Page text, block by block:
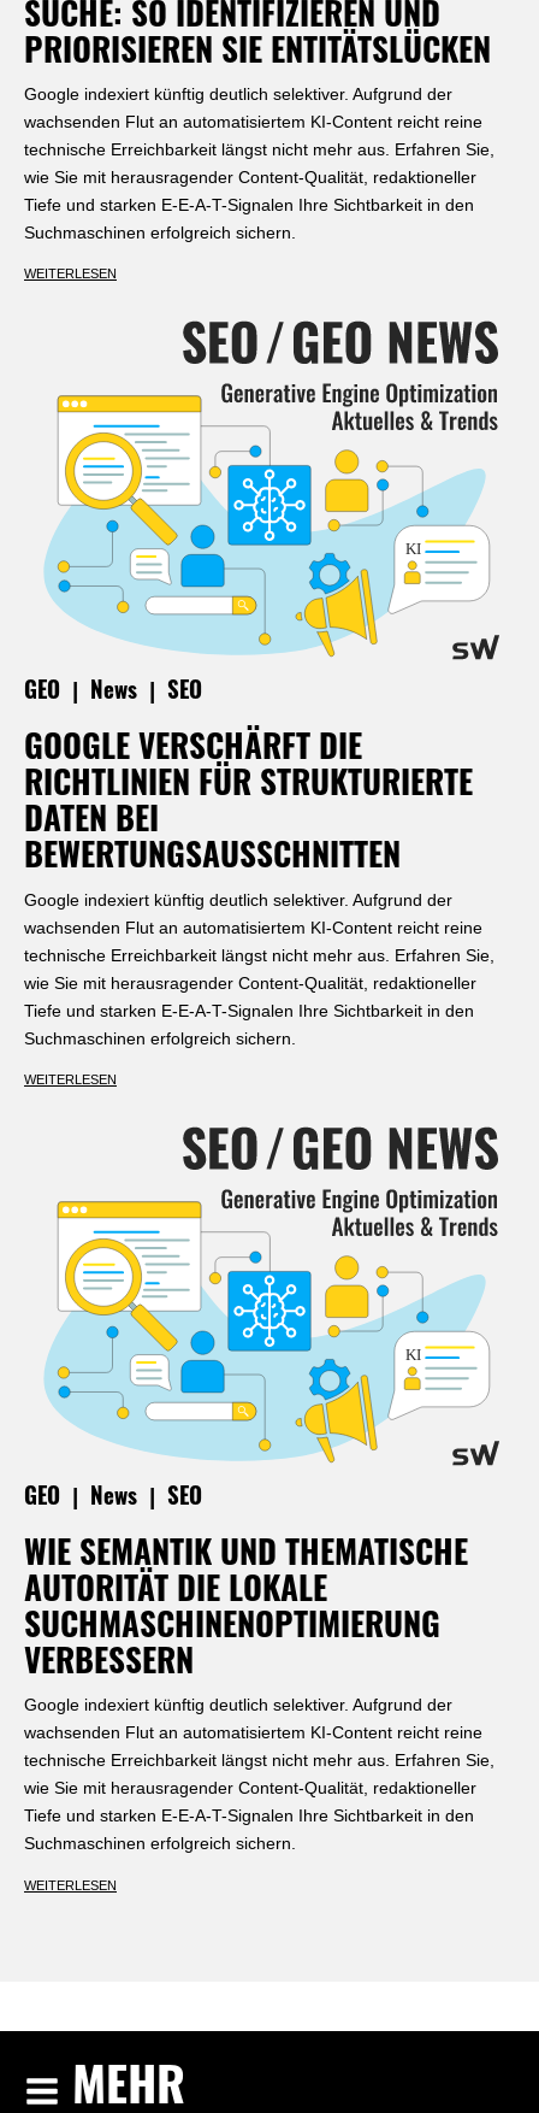
SUCHE: SO IDENTIFIZIEREN UND
PRIORISIEREN SIE ENTITÄTSLÜCKEN
Google indexiert künftig deutlich selektiver. Aufgrund der
wachsenden Flut an automatisiertem KI-Content reicht reine
technische Erreichbarkeit längst nicht mehr aus. Erfahren Sie,
wie Sie mit herausragender Content-Qualität, redaktioneller
Tiefe und starken E-E-A-T-Signalen Ihre Sichtbarkeit in den
Suchmaschinen erfolgreich sichern.
WEITERLESEN
GEO News SEO
GOOGLE VERSCHÄRFT DIE
RICHTLINIEN FÜR STRUKTURIERTE
DATEN BEI
BEWERTUNGSAUSSCHNITTEN
Google indexiert künftig deutlich selektiver. Aufgrund der
wachsenden Flut an automatisiertem KI-Content reicht reine
technische Erreichbarkeit längst nicht mehr aus. Erfahren Sie,
wie Sie mit herausragender Content-Qualität, redaktioneller
Tiefe und starken E-E-A-T-Signalen Ihre Sichtbarkeit in den
Suchmaschinen erfolgreich sichern.
WEITERLESEN
GEO News SEO
WIE SEMANTIK UND THEMATISCHE
AUTORITÄT DIE LOKALE
SUCHMASCHINENOPTIMIERUNG
VERBESSERN
Google indexiert künftig deutlich selektiver. Aufgrund der
wachsenden Flut an automatisiertem KI-Content reicht reine
technische Erreichbarkeit längst nicht mehr aus. Erfahren Sie,
wie Sie mit herausragender Content-Qualität, redaktioneller
Tiefe und starken E-E-A-T-Signalen Ihre Sichtbarkeit in den
Suchmaschinen erfolgreich sichern.
WEITERLESEN
MEHR